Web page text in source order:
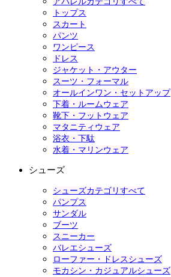
トップス
スカート
パンツ
ワンピース
ドレス
ジャケット・アウター
スーツ・フォーマル
オールインワン・セットアップ
下着・ルームウェア
靴下・フットウェア
マタニティウェア
浴衣・下駄
水着・マリンウェア
シューズ
シューズカテゴリすべて
パンプス
サンダル
ブーツ
スニーカー
バレエシューズ
ローファー・ドレスシューズ
モカシン・カジュアルシューズ